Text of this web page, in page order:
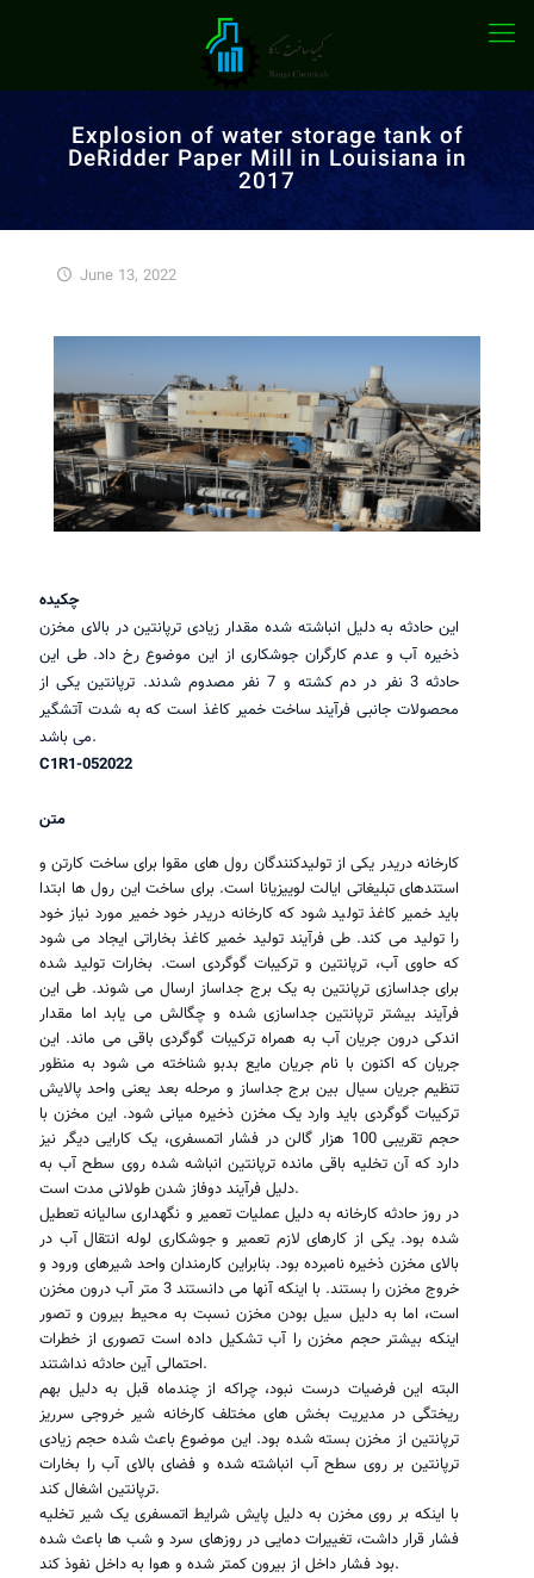
Explosion of water storage tank of
DeRidder Paper Mill in Louisiana in
2017
June 13, 2022
چکیده
این حادثه به دلیل انباشته شده مقدار زیادی ترپانتین در بالای مخزن
ذخیره آب و عدم کارگران جوشکاری از این موضوع رخ داد. طی این
حادثه 3 نفر در دم کشته و 7 نفر مصدوم شدند. ترپانتین یکی از
محصولات جانبی فرآیند ساخت خمیر کاغذ است که به شدت آتشگیر
می باشد.
C1R1-052022
متن
کارخانه دریدر یکی از تولیدکنندگان رول های مقوا برای ساخت کارتن و
استندهای تبلیغاتی ایالت لوییزیانا است. برای ساخت این رول ها ابتدا
باید خمیر کاغذ تولید شود که کارخانه دریدر خود خمیر مورد نیاز خود
را تولید می کند. طی فرآیند تولید خمیر کاغذ بخاراتی ایجاد می شود
که حاوی آب، ترپانتین و ترکیبات گوگردی است. بخارات تولید شده
برای جداسازی ترپانتین به یک برج جداساز ارسال می شوند. طی این
فرآیند بیشتر ترپانتین جداسازی شده و چگالش می یابد اما مقدار
اندکی درون جریان آب به همراه ترکیبات گوگردی باقی می ماند. این
جریان که اکنون با نام جریان مایع بدبو شناخته می شود به منظور
تنظیم جریان سیال بین برج جداساز و مرحله بعد یعنی واحد پالایش
ترکیبات گوگردی باید وارد یک مخزن ذخیره میانی شود. این مخزن با
حجم تقریبی 100 هزار گالن در فشار اتمسفری، یک کارایی دیگر نیز
دارد که آن تخلیه باقی مانده ترپانتین انباشه شده روی سطح آب به
دلیل فرآیند دوفاز شدن طولانی مدت است.
در روز حادثه کارخانه به دلیل عملیات تعمیر و نگهداری سالیانه تعطیل
شده بود. یکی از کارهای لازم تعمیر و جوشکاری لوله انتقال آب در
بالای مخزن ذخیره نامبرده بود. بنابراین کارمندان واحد شیرهای ورود و
خروج مخزن را بستند. با اینکه آنها می دانستند 3 متر آب درون مخزن
است، اما به دلیل سیل بودن مخزن نسبت به محیط بیرون و تصور
اینکه بیشتر حجم مخزن را آب تشکیل داده است تصوری از خطرات
احتمالی آین حادثه نداشتند.
البته این فرضیات درست نبود، چراکه از چندماه قبل به دلیل بهم
ریختگی در مدیریت بخش های مختلف کارخانه شیر خروجی سرریز
ترپانتین از مخزن بسته شده بود. این موضوع باعث شده حجم زیادی
ترپانتین بر روی سطح آب انباشته شده و فضای بالای آب را بخارات
ترپانتین اشغال کند.
با اینکه بر روی مخزن به دلیل پایش شرایط اتمسفری یک شیر تخلیه
فشار قرار داشت، تغییرات دمایی در روزهای سرد و شب ها باعث شده
بود فشار داخل از بیرون کمتر شده و هوا به داخل نفوذ کند.